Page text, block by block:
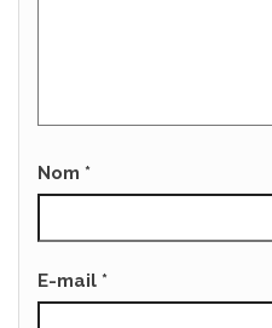
Nom *
E-mail *